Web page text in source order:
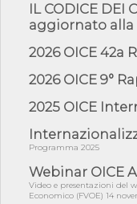
07/08/26 - Tunnel
costr...
06/08/26 - Istat,
con ...
06/08/26 - DL PA
riqualificazione sism...
mate...
06/08/26 - DDL
IL CODICE DEI
aggiornato alla
2026 OICE 42a
2026 OICE 9°
2025 OICE
Programma 2025
Webinar OICE
Video e presentazioni del
Economico (FVOE) 14